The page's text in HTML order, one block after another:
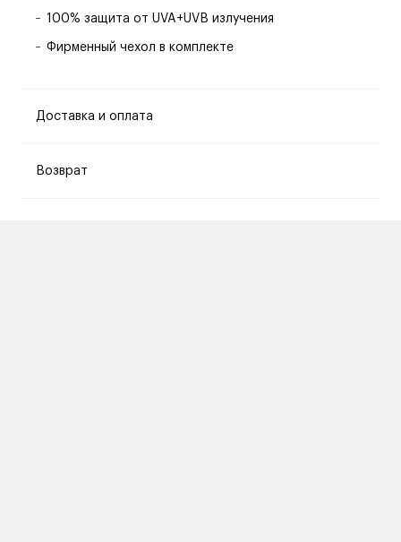
100% защита от UVA+UVB излучения
Фирменный чехол в комплекте
Доставка и оплата
Возврат